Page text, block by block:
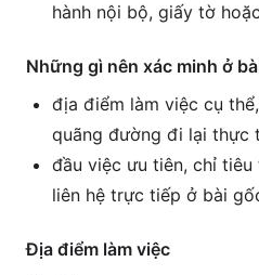
hành nội bộ, giấy tờ
Những gì nên xác minh ở
địa điểm làm việc cụ
quãng đường đi lại thực
đầu việc ưu tiên, chỉ
liên hệ trực tiếp ở bài
Địa điểm làm việc